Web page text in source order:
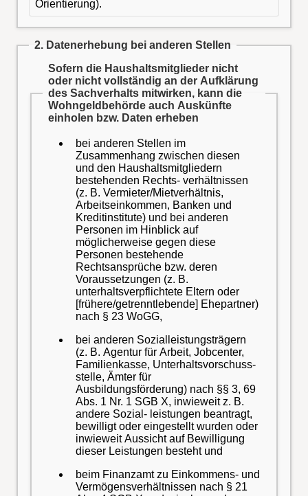
Orientierung).
2. Datenerhebung bei anderen Stellen
Sofern die Haushaltsmitglieder nicht
oder nicht vollständig an der Aufklärung
des Sachverhalts mitwirken, kann die
Wohngeldbehörde auch Auskünfte
einholen bzw. Daten erheben
bei anderen Stellen im
Zusammenhang zwischen diesen
und den Haushaltsmitgliedern
bestehenden Rechts- verhältnissen
(z. B. Vermieter/Mietverhältnis,
Arbeitseinkommen, Banken und
Kreditinstitute) und bei anderen
Personen im Hinblick auf
möglicherweise gegen diese
Personen bestehende
Rechtsansprüche bzw. deren
Voraussetzungen (z. B.
unterhaltsverpflichtete Eltern oder
[frühere/getrenntlebende] Ehepartner)
nach § 23 WoGG,
bei anderen Sozialleistungsträgern
(z. B. Agentur für Arbeit, Jobcenter,
Familienkasse, Unterhaltsvorschuss-
stelle, Ämter für
Ausbildungsförderung) nach §§ 3, 69
Abs. 1 Nr. 1 SGB X, inwieweit z. B.
andere Sozial- leistungen beantragt,
bewilligt oder eingestellt wurden oder
inwieweit Aussicht auf Bewilligung
dieser Leistungen besteht und
beim Finanzamt zu Einkommens- und
Vermögensverhältnissen nach § 21